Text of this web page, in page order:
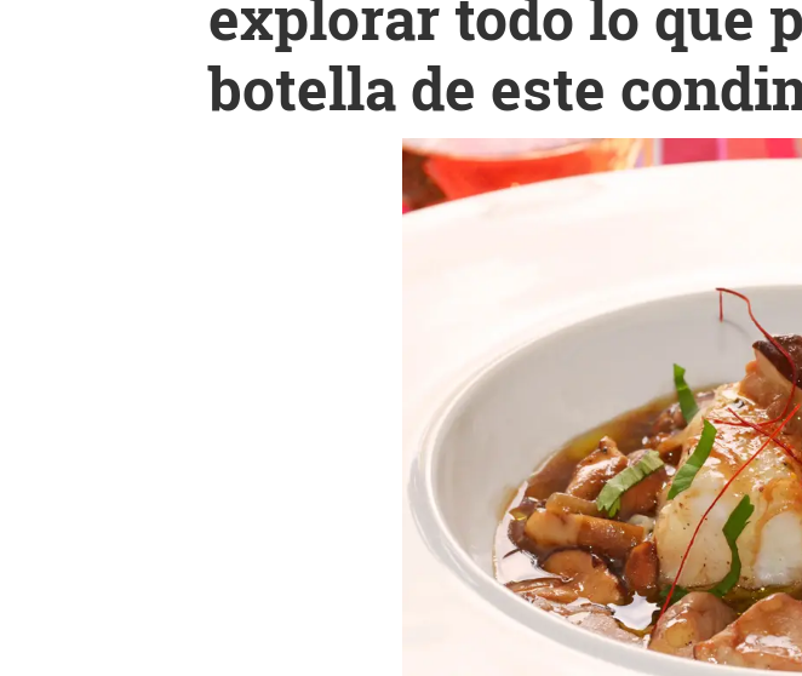
explorar todo lo que
botella de este